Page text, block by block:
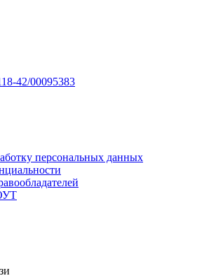
42/00095383
персональных данных